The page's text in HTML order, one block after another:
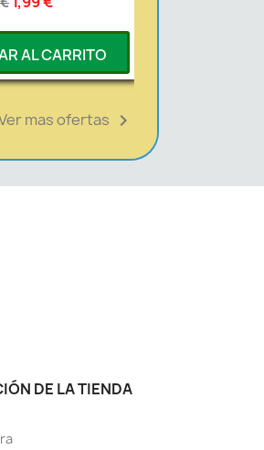
AL CARRITO
mas ofertas 
DE LA TIENDA